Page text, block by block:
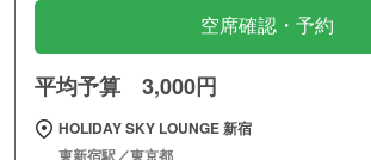
空席確認・予約
平均予算 3,000円
HOLIDAY SKY LOUNGE 新宿
東新宿駅／東京都